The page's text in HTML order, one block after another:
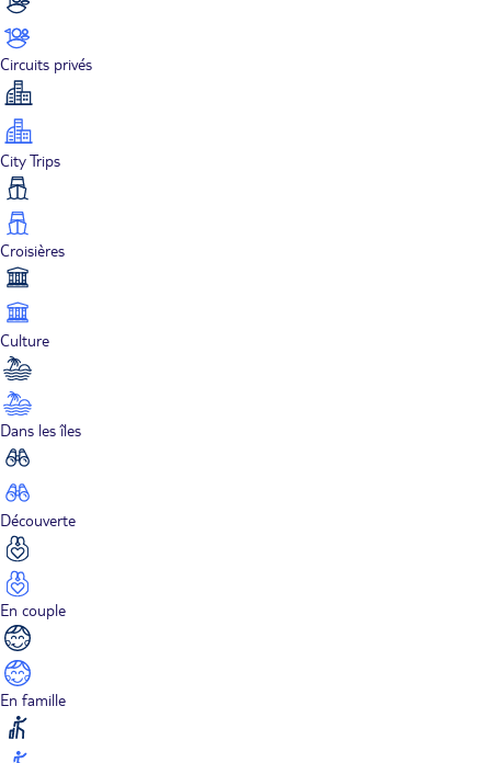
Circuits privés
City Trips
Croisières
Culture
Dans les îles
Découverte
En couple
En famille